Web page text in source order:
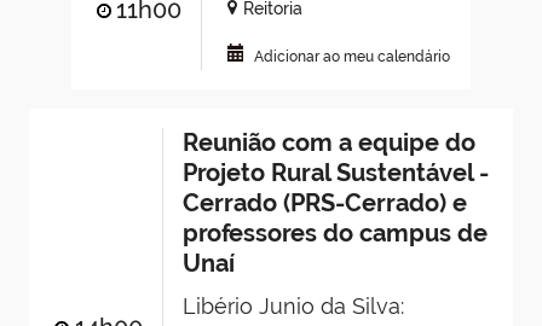
11h00 Reitoria
Adicionar ao meu calendário
Reunião com a equipe do
Projeto Rural Sustentável -
Cerrado (PRS-Cerrado) e
professores do campus de
Unaí
Libério Junio da Silva: